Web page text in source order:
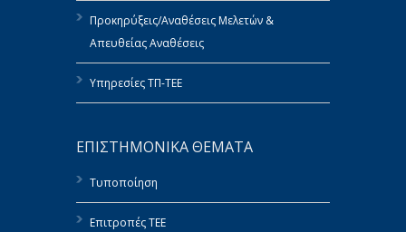
Προκηρύξεις/Αναθέσεις Μελετών &
Απευθείας Αναθέσεις
Υπηρεσίες ΤΠ-ΤΕΕ
ΕΠΙΣΤΗΜΟΝΙΚΑ ΘΕΜΑΤΑ
Τυποποίηση
Επιτροπές ΤΕΕ